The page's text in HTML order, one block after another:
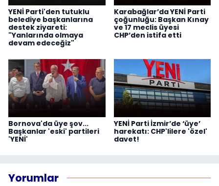
YENİ Parti'den tutuklu
belediye başkanlarına
destek ziyareti:
"Yanlarında olmaya
devam edeceğiz"
Karabağlar’da YENİ Parti
çoğunluğu: Başkan Kınay
ve 17 meclis üyesi
CHP’den istifa etti
Bornova'da üye şov...
Başkanlar 'eski' partileri
'YENİ'
YENİ Parti İzmir’de ‘üye’
harekatı: CHP'lilere 'özel'
davet!
Yorumlar